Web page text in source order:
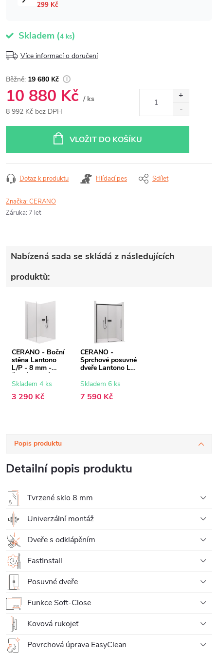
Skladem (4 ks)
Více informací o doručení
19 680 Kč
10 880 Kč / ks
8 992 Kč bez DPH
VLOŽIT DO KOŠÍKU
Dotaz k produktu Hlídací pes Sdílet
Značka:CERANO
Záruka: 7 let
Nabízená sada se skládá z následujících
produktů:
CERANO - Boční
stěna Lantono
L/P - 8 mm -
černá matná,
transparentní sklo
- 70x195 cm
Skladem 4 ks
3 290 Kč
CERANO -
Sprchové posuvné
dveře Lantono L/P
Close - černá
transparentní sklo
Skladem 6 ks
7 590 Kč
Popis produktu
Detailní popis produktu
Tvrzené sklo 8 mm
Univerzální montáž
Dveře s odklápěním
FastInstall
Posuvné dveře
Funkce Soft-Close
Kovová rukojeť
Povrchová úprava EasyClean